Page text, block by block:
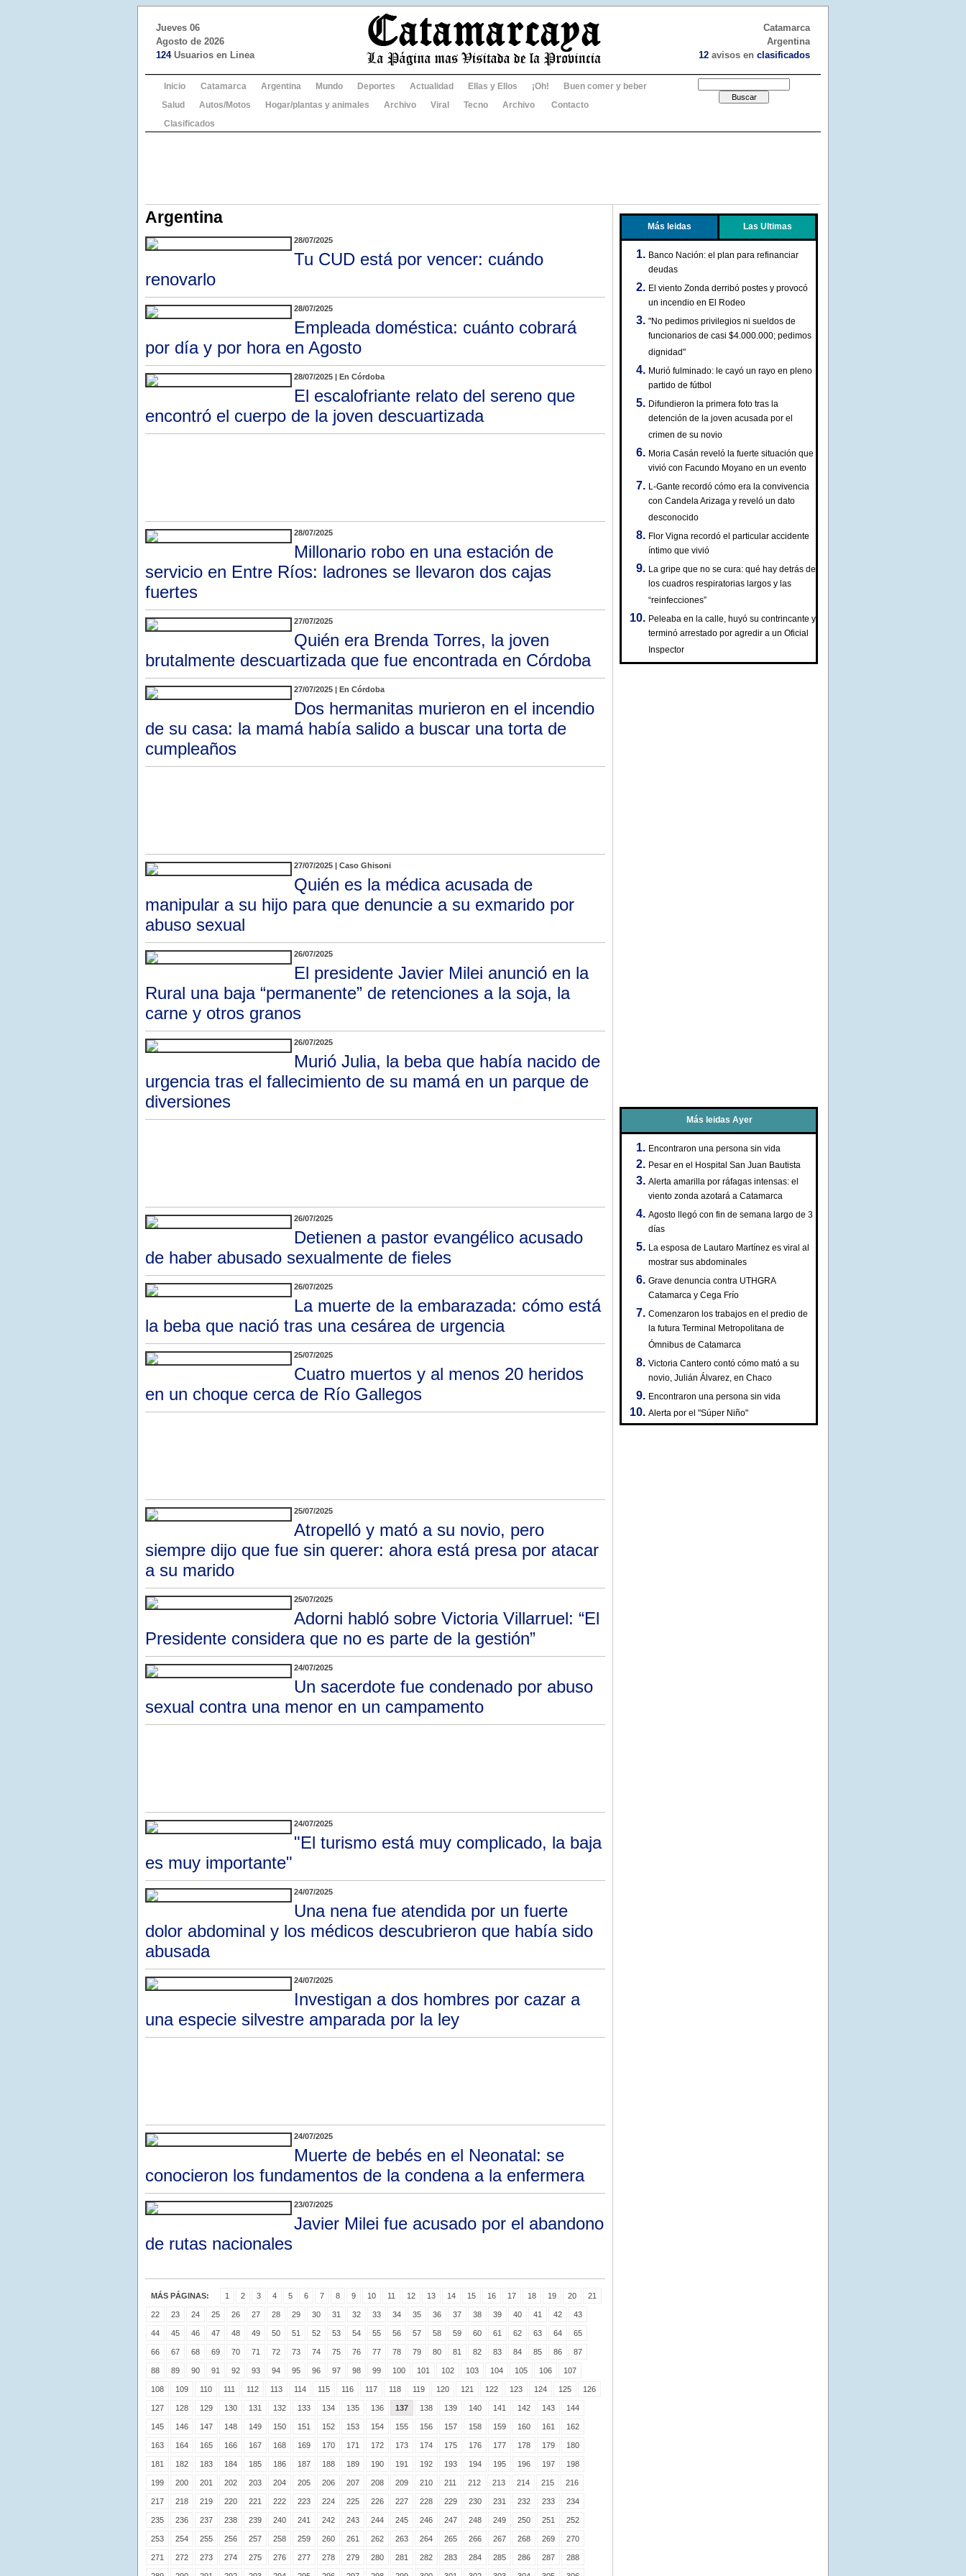
Jueves 06
Agosto de 2026
124Usuarios en Linea
Catamarca
Argentina
12 avisos en clasificados
Inicio Catamarca Argentina Mundo Deportes Actualidad Ellas y Ellos ¡Oh!
Buen comer y beber
Salud
Autos/Motos Hogar/plantas y animales Archivo Viral Tecno Archivo
Contacto
Clasificados
Argentina
28/07/2025
Tu CUD está por vencer: cuándo
renovarlo
28/07/2025
Empleada doméstica: cuánto cobrará
por día y por hora en Agosto
28/07/2025 | En Córdoba
El escalofriante relato del sereno que
encontró el cuerpo de la joven descuartizada
28/07/2025
Millonario robo en una estación de
servicio en Entre Ríos: ladrones se llevaron dos cajas
fuertes
27/07/2025
Quién era Brenda Torres, la joven
brutalmente descuartizada que fue encontrada en Córdoba
27/07/2025 | En Córdoba
Dos hermanitas murieron en el incendio
de su casa: la mamá había salido a buscar una torta de
cumpleaños
27/07/2025 | Caso Ghisoni
Quién es la médica acusada de
manipular a su hijo para que denuncie a su exmarido por
abuso sexual
26/07/2025
El presidente Javier Milei anunció en la
Rural una baja “permanente” de retenciones a la soja, la
carne y otros granos
26/07/2025
Murió Julia, la beba que había nacido de
urgencia tras el fallecimiento de su mamá en un parque de
diversiones
26/07/2025
Detienen a pastor evangélico acusado
de haber abusado sexualmente de fieles
26/07/2025
La muerte de la embarazada: cómo está
la beba que nació tras una cesárea de urgencia
25/07/2025
Cuatro muertos y al menos 20 heridos
en un choque cerca de Río Gallegos
25/07/2025
Atropelló y mató a su novio, pero
siempre dijo que fue sin querer: ahora está presa por atacar
a su marido
25/07/2025
Adorni habló sobre Victoria Villarruel: “El
Presidente considera que no es parte de la gestión”
24/07/2025
Un sacerdote fue condenado por abuso
sexual contra una menor en un campamento
24/07/2025
"El turismo está muy complicado, la baja
es muy importante"
24/07/2025
Una nena fue atendida por un fuerte
dolor abdominal y los médicos descubrieron que había sido
abusada
24/07/2025
Investigan a dos hombres por cazar a
una especie silvestre amparada por la ley
24/07/2025
Muerte de bebés en el Neonatal: se
conocieron los fundamentos de la condena a la enfermera
23/07/2025
Javier Milei fue acusado por el abandono
de rutas nacionales
MÁS PÁGINAS: 1 2 3 4 5 6 7 8 9 10 11 12 13 14 15 16 17 18 19 20 21
22 23 24 25 26 27 28 29 30 31 32 33 34 35 36 37 38 39 40 41 42 43
44 45 46 47 48 49 50 51 52 53 54 55 56 57 58 59 60 61 62 63 64 65
66 67 68 69 70 71 72 73 74 75 76 77 78 79 80 81 82 83 84 85 86 87
88 89 90 91 92 93 94 95 96 97 98 99 100 101 102 103 104 105 106 107
108 109 110 111 112 113 114 115 116 117 118 119 120 121 122 123 124 125 126
127 128 129 130 131 132 133 134 135 136 137 138 139 140 141 142 143 144
145 146 147 148 149 150 151 152 153 154 155 156 157 158 159 160 161 162
163 164 165 166 167 168 169 170 171 172 173 174 175 176 177 178 179 180
181 182 183 184 185 186 187 188 189 190 191 192 193 194 195 196 197 198
199 200 201 202 203 204 205 206 207 208 209 210 211 212 213 214 215 216
217 218 219 220 221 222 223 224 225 226 227 228 229 230 231 232 233 234
235 236 237 238 239 240 241 242 243 244 245 246 247 248 249 250 251 252
253 254 255 256 257 258 259 260 261 262 263 264 265 266 267 268 269 270
271 272 273 274 275 276 277 278 279 280 281 282 283 284 285 286 287 288
Más leidas Las Ultimas
Banco Nación: el plan para refinanciar
deudas
El viento Zonda derribó postes y provocó
un incendio en El Rodeo
"No pedimos privilegios ni sueldos de
funcionarios de casi $4.000.000; pedimos
dignidad"
Murió fulminado: le cayó un rayo en pleno
partido de fútbol
Difundieron la primera foto tras la
detención de la joven acusada por el
crimen de su novio
Moria Casán reveló la fuerte situación que
vivió con Facundo Moyano en un evento
L-Gante recordó cómo era la convivencia
con Candela Arizaga y reveló un dato
desconocido
Flor Vigna recordó el particular accidente
íntimo que vivió
La gripe que no se cura: qué hay detrás de
los cuadros respiratorias largos y las
“reinfecciones”
Peleaba en la calle, huyó su contrincante y
terminó arrestado por agredir a un Oficial
Inspector
Más leidas Ayer
Encontraron una persona sin vida
Pesar en el Hospital San Juan Bautista
Alerta amarilla por ráfagas intensas: el
viento zonda azotará a Catamarca
Agosto llegó con fin de semana largo de 3
días
La esposa de Lautaro Martínez es viral al
mostrar sus abdominales
Grave denuncia contra UTHGRA
Catamarca y Cega Frío
Comenzaron los trabajos en el predio de
la futura Terminal Metropolitana de
Ómnibus de Catamarca
Victoria Cantero contó cómo mató a su
novio, Julián Álvarez, en Chaco
Encontraron una persona sin vida
Alerta por el "Súper Niño"